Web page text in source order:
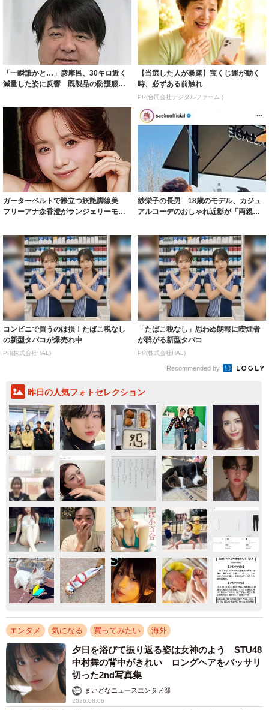
「一瞬誰かと…」彦摩呂、30キロ近く
減量した姿に反響 既製品の防護服が
【当選した人が暴露】宝くじ運が動く
時、必ずある前触れ
PR(合同会社デジタルファーム )
ガーターベルトで際立つ妖艶脚線美
フリーアナ森香澄がランジェリーモデ
紗栄子の長男 18歳のモデル、カジュ
アルコーデのおしゃれ近影が「両親の
コンビニで買うのは損！たばこ税なし
の新型タバコが爆売れ中
PR(株式会社HAL)
「たばこ税なし」思わぬ朗報に喫煙者
が群がる新型タバコ
PR(株式会社HAL)
Recommended by
昨日の人気フォトセレクション
エンタメ 気になる 買ってみたい 海外
夕日を浴びて振り返る姿は女神のよう STU48
中村舞の背中がきれい ロングヘアをバッサリ
切った2nd写真集
まいどなニュースエンタメ部
2026.08.06